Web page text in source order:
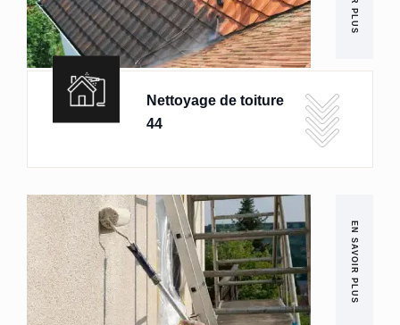
Nettoyage de toiture
44
EN SAVOIR PLUS